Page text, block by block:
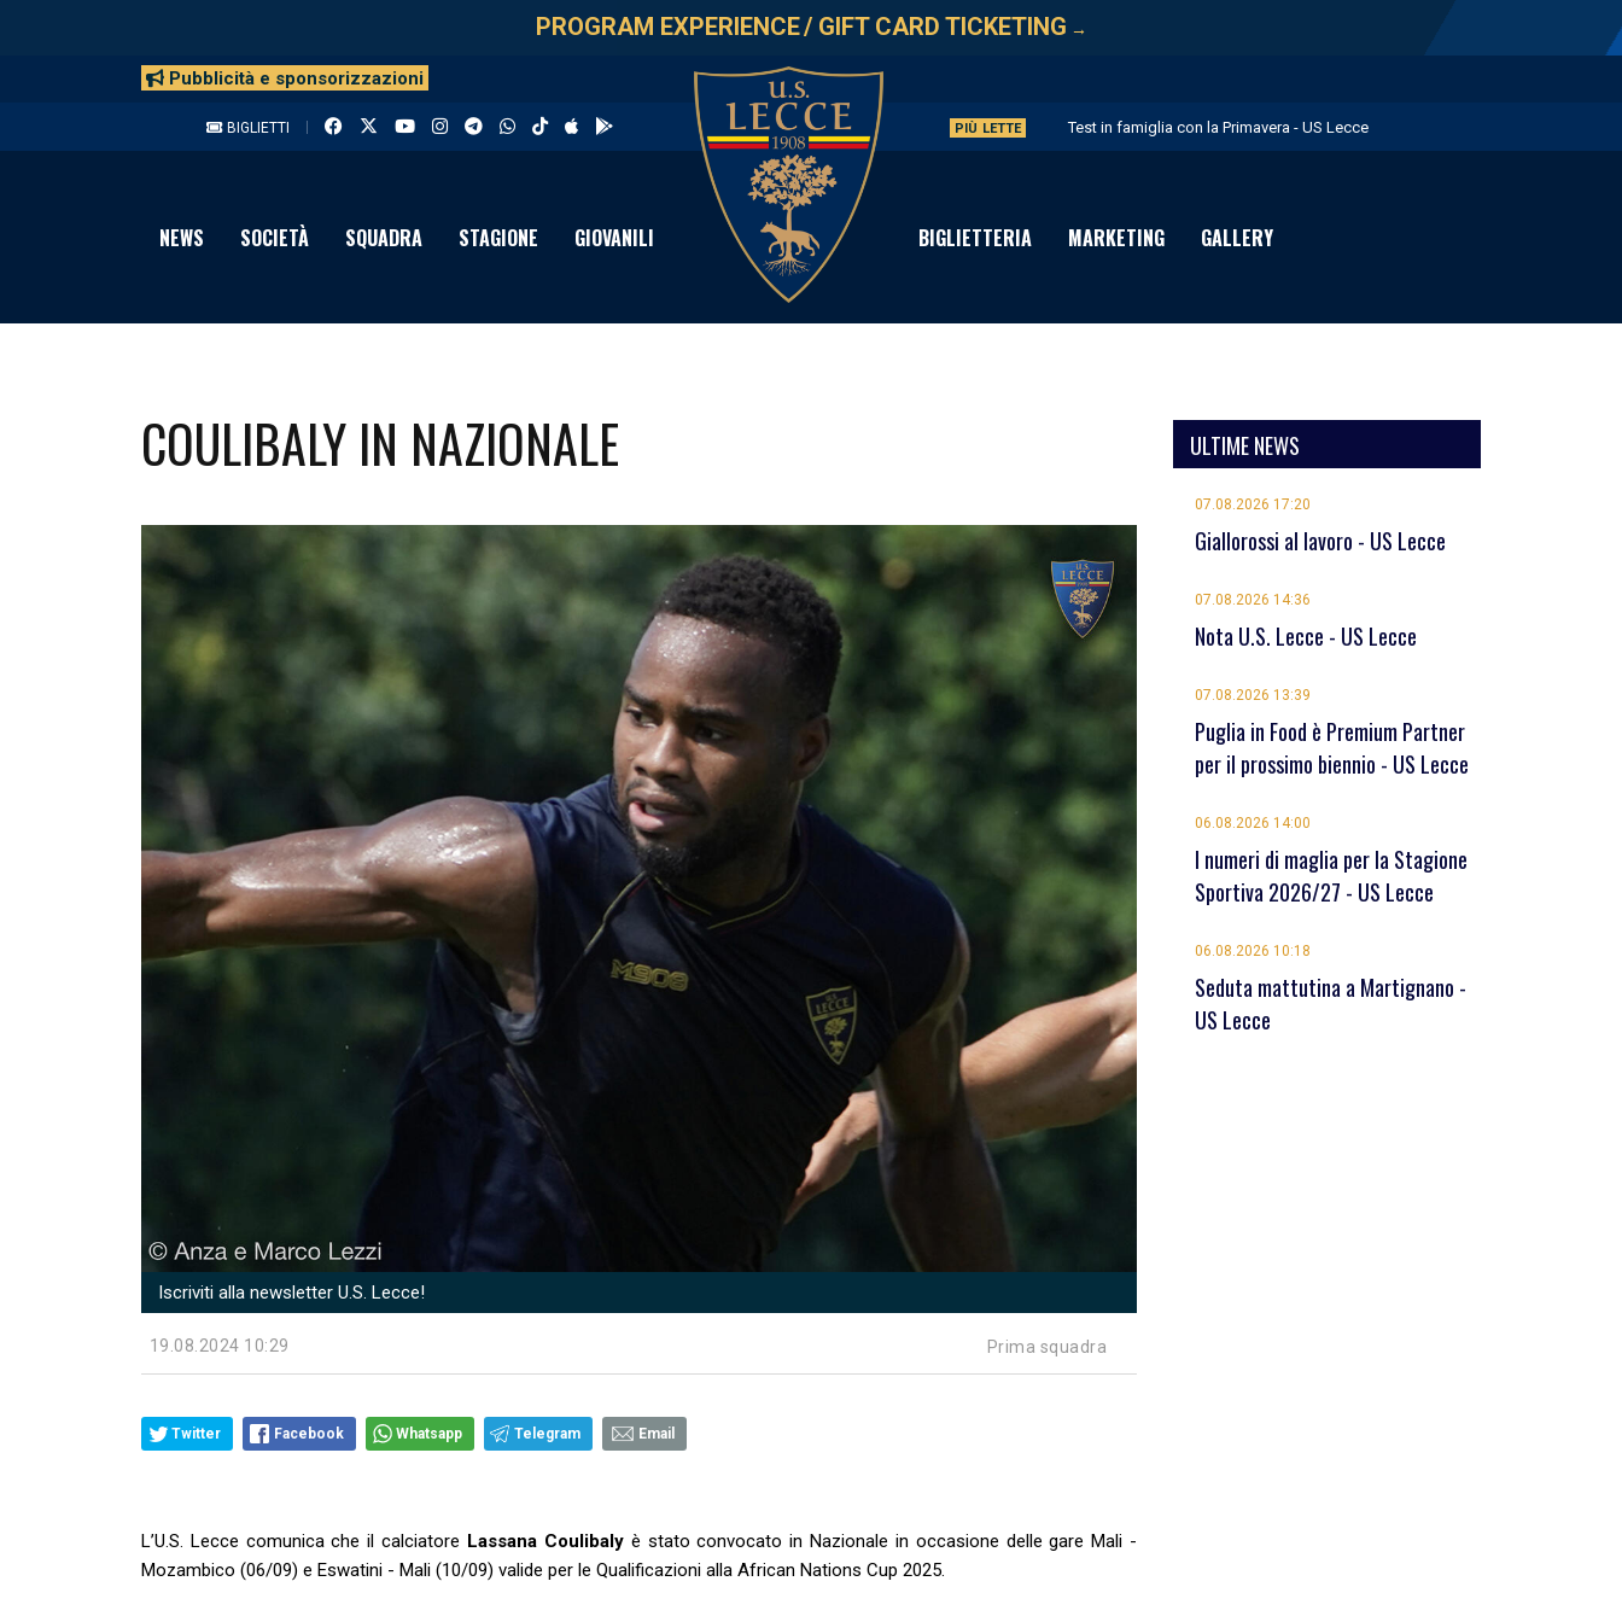
PROGRAM EXPERIENCE/ GIFT CARD TICKETING →
Pubblicità e sponsorizzazioni
BIGLIETTI PIÙ LETTE Test in famiglia con la Primavera - US Lecce
Geubbels in giallorosso - US Lecce
Aratravel è Premium Partner per la stagione 2026/27 - US Lecce
NEWS SOCIETÀ SQUADRA STAGIONE GIOVANILI BIGLIETTERIA MARKETING GALLERY
COULIBALY IN NAZIONALE
Iscriviti alla newsletter U.S. Lecce!
19.08.2024 10:29 Prima squadra
Twitter Facebook Whatsapp Telegram Email
L’U.S. Lecce comunica che il calciatore Lassana Coulibalyè stato convocato in Nazionale in occasione delle gare Mali -
Mozambico (06/09) e Eswatini - Mali (10/09) valide per le Qualificazioni alla African Nations Cup 2025.
ULTIME NEWS
07.08.2026 17:20
Giallorossi al lavoro - US Lecce
07.08.2026 14:36
Nota U.S. Lecce - US Lecce
07.08.2026 13:39
Puglia in Food è Premium Partner
per il prossimo biennio - US Lecce
06.08.2026 14:00
I numeri di maglia per la Stagione
Sportiva 2026/27 - US Lecce
06.08.2026 10:18
Seduta mattutina a Martignano -
US Lecce